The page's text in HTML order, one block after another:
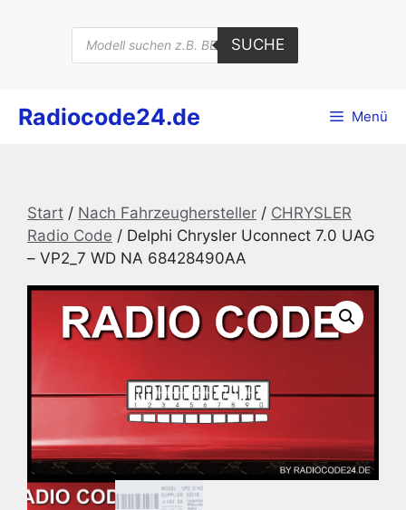
Products
search
SUCHE
Radiocode24.de Menü
Start / Nach Fahrzeughersteller / CHRYSLER
Radio Code / Delphi Chrysler Uconnect 7.0 UAG
– VP2_7 WD NA 68428490AA